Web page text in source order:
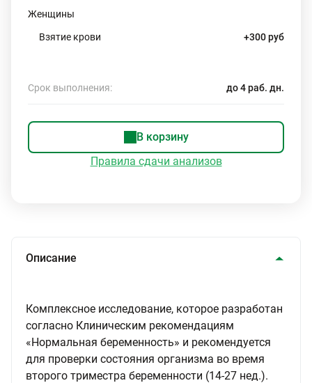
Женщины
Взятие крови +300 руб
Срок выполнения: до 4 раб. дн.
В корзину
Правила сдачи анализов
Описание
Комплексное исследование, которое разработан
согласно Клиническим рекомендациям
«Нормальная беременность» и рекомендуется
для проверки состояния организма во время
второго триместра беременности (14-27 нед.).